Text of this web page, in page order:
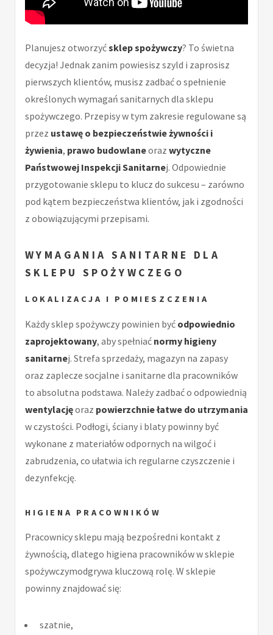
Planujesz otworzyćsklep spożywczy? To świetna
decyzja! Jednak zanim powiesisz szyld i zaprosisz
pierwszych klientów, musisz zadbać o spełnienie
określonych wymagań sanitarnych dla sklepu
spożywczego. Przepisy w tym zakresie regulowane są
przez ustawę o bezpieczeństwie żywności i
żywienia, prawo budowlaneoraz wytyczne
Państwowej Inspekcji Sanitarnej. Odpowiednie
przygotowanie sklepu to klucz do sukcesu – zarówno
pod kątem bezpieczeństwa klientów, jak i zgodności
z obowiązującymi przepisami.
WYMAGANIA SANITARNE DLA
SKLEPU SPOŻYWCZEGO
LOKALIZACJA I POMIESZCZENIA
Każdy sklep spożywczy powinien być odpowiednio
zaprojektowany, aby spełniać normy higieny
sanitarnej. Strefa sprzedaży, magazyn na zapasy
oraz zaplecze socjalne i sanitarne dla pracowników
to absolutna podstawa. Należy zadbać o odpowiednią
wentylacjęoraz powierzchnie łatwe do utrzymania
w czystości. Podłogi, ściany i blaty powinny być
wykonane z materiałów odpornych na wilgoć i
zabrudzenia, co ułatwia ich regularne czyszczenie i
dezynfekcję.
HIGIENA PRACOWNIKÓW
Pracownicy sklepu mają bezpośredni kontakt z
żywnością, dlatego higiena pracowników w sklepie
spożywczymodgrywa kluczową rolę. W sklepie
powinny znajdować się:
szatnie,